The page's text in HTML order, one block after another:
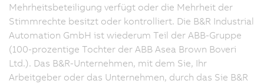
Mehrheitsbeteiligung verfügt oder die Mehrheit der
Stimmrechte besitzt oder kontrolliert. Die B&R Industrial
Automation GmbH ist wiederum Teil der ABB-Gruppe
(100-prozentige Tochter der ABB Asea Brown Boveri
Ltd.). Das B&R-Unternehmen, mit dem Sie, Ihr
Arbeitgeber oder das Unternehmen, durch das Sie B&R